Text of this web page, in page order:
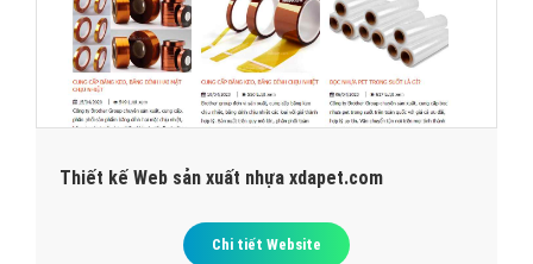
Thiết kế Web sản xuất nhựa xdapet.com
Chi tiết Website